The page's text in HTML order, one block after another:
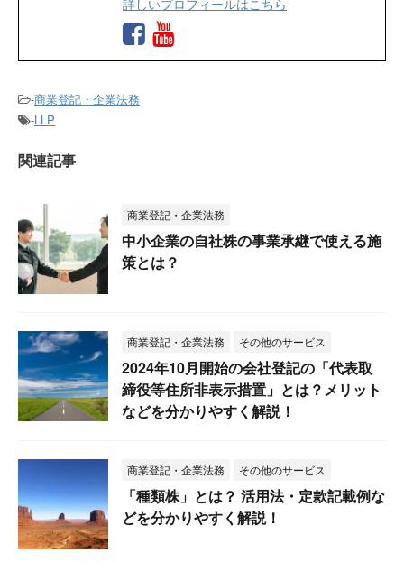
-商業登記・企業法務
-LLP
関連記事
商業登記・企業法務
中小企業の自社株の事業承継で使える施
策とは？
商業登記・企業法務 その他のサービス
2024年10月開始の会社登記の「代表取
締役等住所非表示措置」とは？メリット
などを分かりやすく解説！
商業登記・企業法務 その他のサービス
「種類株」とは？ 活用法・定款記載例な
どを分かりやすく解説！